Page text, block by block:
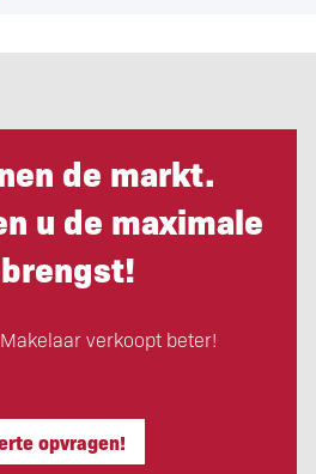
de markt.
u de maximale
verkoopt beter!
opvragen!